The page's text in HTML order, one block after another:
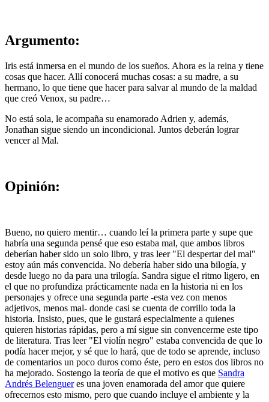
Argumento:
Iris está inmersa en el mundo de los sueños. Ahora es la reina y tiene
cosas que hacer. Allí conocerá muchas cosas: a su madre, a su
hermano, lo que tiene que hacer para salvar al mundo de la maldad
que creó Venox, su padre…
No está sola, le acompaña su enamorado Adrien y, además,
Jonathan sigue siendo un incondicional. Juntos deberán lograr
vencer al Mal.
Opinión:
Bueno, no quiero mentir… cuando leí la primera parte y supe que
habría una segunda pensé que eso estaba mal, que ambos libros
deberían haber sido un solo libro, y tras leer "El despertar del mal"
estoy aún más convencida. No debería haber sido una bilogía, y
desde luego no da para una trilogía. Sandra sigue el ritmo ligero, en
el que no profundiza prácticamente nada en la historia ni en los
personajes y ofrece una segunda parte -esta vez con menos
adjetivos, menos mal- donde casi se cuenta de corrillo toda la
historia. Insisto, pues, que le gustará especialmente a quienes
quieren historias rápidas, pero a mí sigue sin convencerme este tipo
de literatura. Tras leer "El violín negro" estaba convencida de que lo
podía hacer mejor, y sé que lo hará, que de todo se aprende, incluso
de comentarios un poco duros como éste, pero en estos dos libros no
ha mejorado. Sostengo la teoría de que el motivo es que Sandra
Andrés Belengueres una joven enamorada del amor que quiere
ofrecernos esto mismo, pero que cuando incluye el ambiente y la